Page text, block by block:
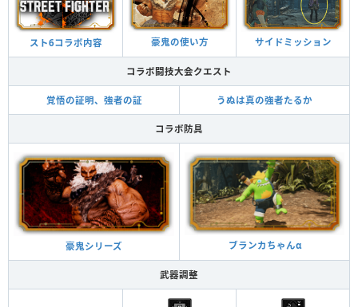
スト6コラボ内容 豪鬼の使い方 サイドミッション
コラボ闘技大会クエスト
覚悟の証明、強者の証 うぬは真の強者たるか
コラボ防具
豪鬼シリーズ ブランカちゃんα
武器調整